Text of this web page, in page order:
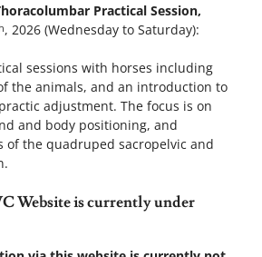
Practical Session,
, 2026 (Wednesday to Saturday):
sessions with horses including
the animals, and an introduction to
adjustment. The focus is on
and body positioning, and
of the quadruped sacropelvic and
Website is currently under